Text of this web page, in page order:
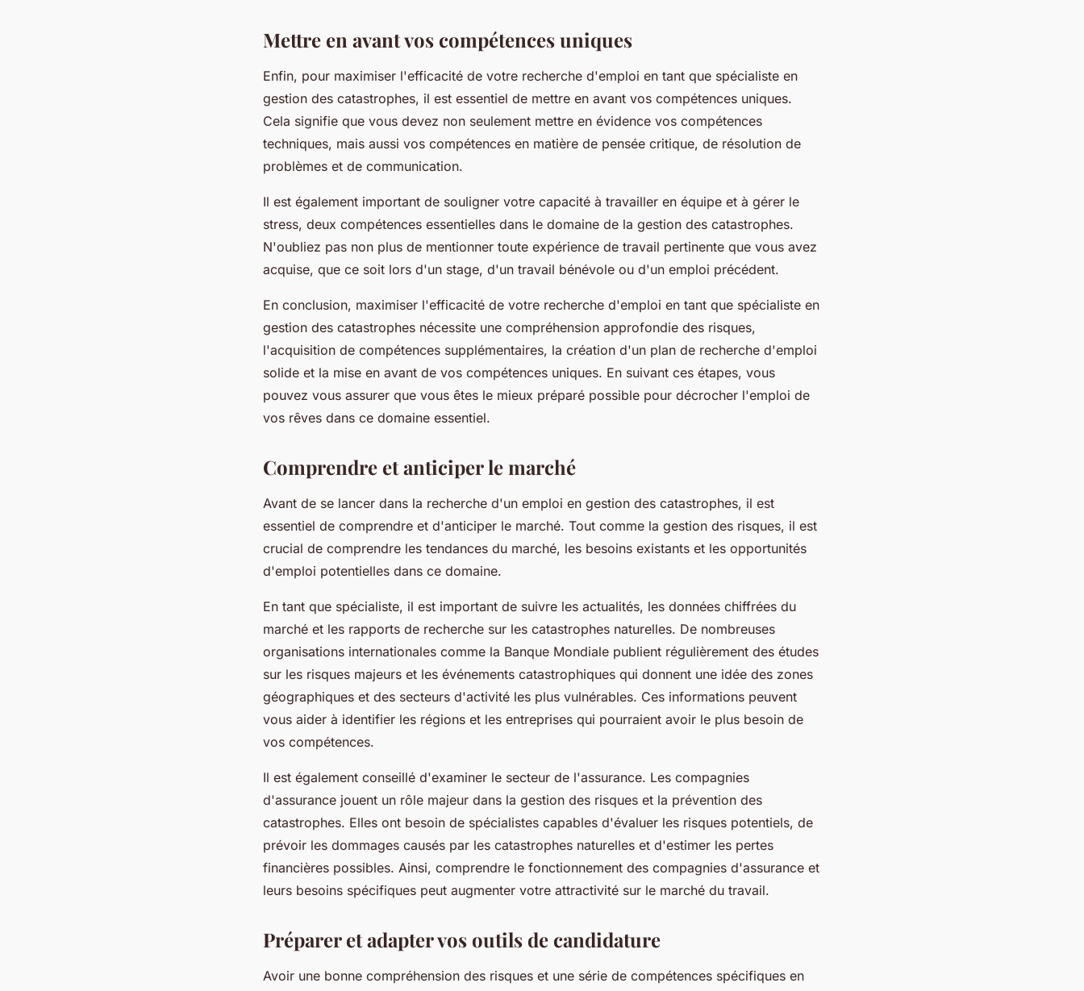
Mettre en avant vos compétences uniques
Enfin, pour maximiser l'efficacité de votre recherche d'emploi en tant que spécialiste en
gestion des catastrophes, il est essentiel de mettre en avant vos compétences uniques.
Cela signifie que vous devez non seulement mettre en évidence vos compétences
techniques, mais aussi vos compétences en matière de pensée critique, de résolution de
problèmes et de communication.
Il est également important de souligner votre capacité à travailler en équipe et à gérer le
stress, deux compétences essentielles dans le domaine de la gestion des catastrophes.
N'oubliez pas non plus de mentionner toute expérience de travail pertinente que vous avez
acquise, que ce soit lors d'un stage, d'un travail bénévole ou d'un emploi précédent.
En conclusion, maximiser l'efficacité de votre recherche d'emploi en tant que spécialiste en
gestion des catastrophes nécessite une compréhension approfondie des risques,
l'acquisition de compétences supplémentaires, la création d'un plan de recherche d'emploi
solide et la mise en avant de vos compétences uniques. En suivant ces étapes, vous
pouvez vous assurer que vous êtes le mieux préparé possible pour décrocher l'emploi de
vos rêves dans ce domaine essentiel.
Comprendre et anticiper le marché
Avant de se lancer dans la recherche d'un emploi en gestion des catastrophes, il est
essentiel de comprendre et d'anticiper le marché. Tout comme la gestion des risques, il est
crucial de comprendre les tendances du marché, les besoins existants et les opportunités
d'emploi potentielles dans ce domaine.
En tant que spécialiste, il est important de suivre les actualités, les données chiffrées du
marché et les rapports de recherche sur les catastrophes naturelles. De nombreuses
organisations internationales comme la Banque Mondiale publient régulièrement des études
sur les risques majeurs et les événements catastrophiques qui donnent une idée des zones
géographiques et des secteurs d'activité les plus vulnérables. Ces informations peuvent
vous aider à identifier les régions et les entreprises qui pourraient avoir le plus besoin de
vos compétences.
Il est également conseillé d'examiner le secteur de l'assurance. Les compagnies
d'assurance jouent un rôle majeur dans la gestion des risques et la prévention des
catastrophes. Elles ont besoin de spécialistes capables d'évaluer les risques potentiels, de
prévoir les dommages causés par les catastrophes naturelles et d'estimer les pertes
financières possibles. Ainsi, comprendre le fonctionnement des compagnies d'assurance et
leurs besoins spécifiques peut augmenter votre attractivité sur le marché du travail.
Préparer et adapter vos outils de candidature
Avoir une bonne compréhension des risques et une série de compétences spécifiques en